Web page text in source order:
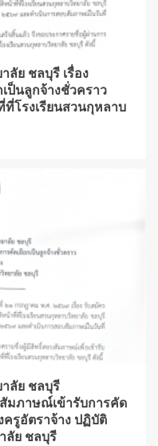
ลัย ชลบุรี เรื่อง
ป็นลูกจ้างชั่วคราว
โรงเรียนสวนกุหลาบ
ลัย ชลบุรี
มภาษณ์เข้ารับการคัด
ครูอัตราจ้าง ปฏิบัติ
ลัย ชลบุรี